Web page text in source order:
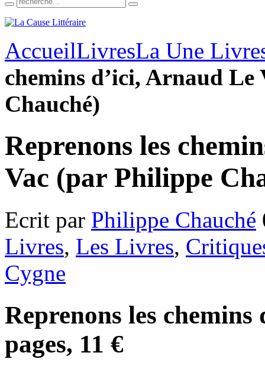
AccueilLivresLa Une
chemins d’ici, Arnaud
Chauché)
Reprenons les
Vac (par Philippe
Ecrit par Philippe Chauché
Livres, Les Livres,
Cygne
Reprenons les chemins
pages, 11 €